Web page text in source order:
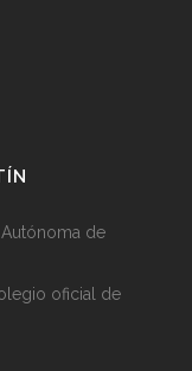
de
oficial de